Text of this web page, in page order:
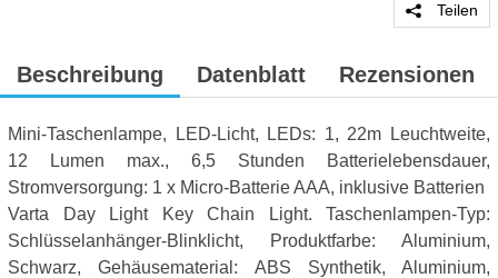
Teilen
Beschreibung Datenblatt Rezensionen
Mini-Taschenlampe, LED-Licht, LEDs: 1, 22m Leuchtweite,
12 Lumen max., 6,5 Stunden Batterielebensdauer,
Stromversorgung: 1 x Micro-Batterie AAA, inklusive Batterien
Varta Day Light Key Chain Light. Taschenlampen-Typ:
Schlüsselanhänger-Blinklicht, Produktfarbe: Aluminium,
Schwarz, Gehäusematerial: ABS Synthetik, Aluminium,